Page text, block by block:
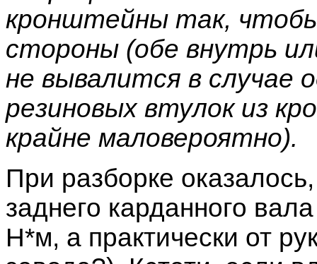
кронштейны так,
стороны (обе внутрь
не вывалится в случае
резиновых втулок из
крайне маловероятно).
При разборке
заднего карданного
Н*м, а практически от